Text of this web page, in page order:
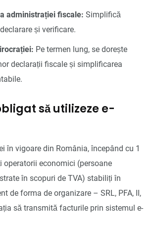
administrației fiscale: Simplifică
și verificare.
Pe termen lung, se dorește
declarații fiscale și simplificarea
să utilizeze e-
în vigoare din România, începând cu 1
operatorii economici (persoane
în scopuri de TVA) stabiliți în
de forma de organizare – SRL, PFA, II,
să transmită facturile prin sistemul e-